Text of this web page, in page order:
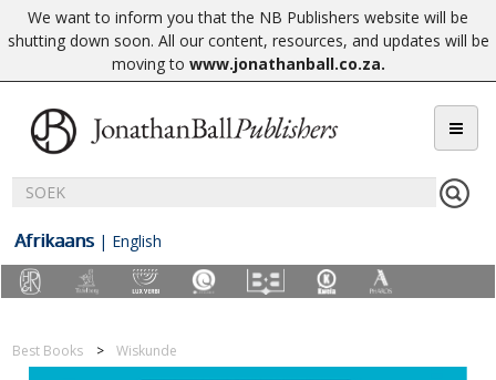
We want to inform you that the NB Publishers website will be
shutting down soon. All our content, resources, and updates will be
moving to www.jonathanball.co.za.
Afrikaans | English
Best Books Wiskunde